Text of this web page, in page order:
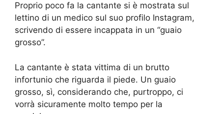
Proprio poco fa la cantante si è mostrata sul
lettino di un medico sul suo profilo Instagram,
scrivendo di essere incappata in un “guaio
grosso”.
La cantante è stata vittima di un brutto
infortunio che riguarda il piede. Un guaio
grosso, sì, considerando che, purtroppo, ci
vorrà sicuramente molto tempo per la